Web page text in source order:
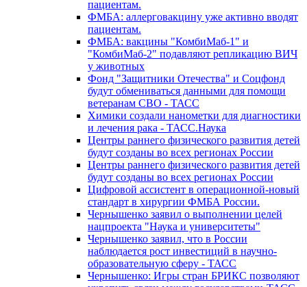
пациентам.
ФМБА: аллерговакцину уже активно вводят
пациентам.
ФМБА: вакцины "КомбиМаб-1" и
"КомбиМаб-2" подавляют репликацию ВИЧ
у животных
Фонд "Защитники Отечества" и Соцфонд
будут обмениваться данными для помощи
ветеранам СВО - ТАСС
Химики создали нанометки для диагностики
и лечения рака - ТАСС.Наука
Центры раннего физического развития детей
будут созданы во всех регионах России
Центры раннего физического развития детей
будут созданы во всех регионах России
Цифровой ассистент в операционной-новый
стандарт в хирургии ФМБА России.
Чернышенко заявил о выполнении целей
нацпроекта "Наука и университеты"
Чернышенко заявил, что в России
наблюдается рост инвестиций в научно-
образовательную сферу - ТАСС
Чернышенко: Игры стран БРИКС позволяют